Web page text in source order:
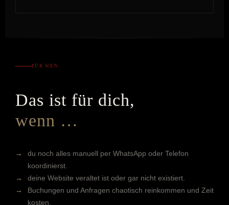
FÜR WEN
Das ist für dich,
wenn …
du noch alles manuell per WhatsApp oder Telefon
koordinierst.
deine Website veraltet ist oder gar nicht existiert.
Buchungen und Anfragen chaotisch reinkommen und Zeit
kosten.